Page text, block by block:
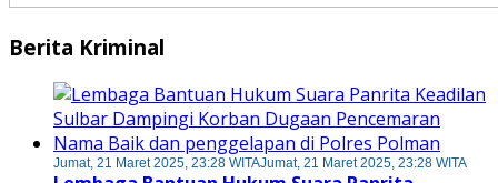
Berita Kriminal
Jumat, 21 Maret 2025, 23:28 WITAJumat, 21 Maret 2025, 23:28 WITA